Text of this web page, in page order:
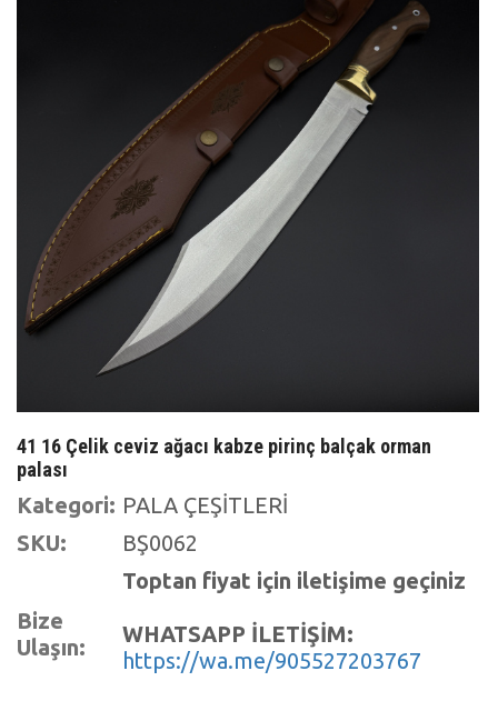
41 16 Çelik ceviz ağacı kabze pirinç balçak orman
palası
Kategori: PALA ÇEŞİTLERİ
SKU:
BŞ0062
Bize
Ulaşın:
Toptan fiyat için iletişime geçiniz
WHATSAPP İLETİŞİM:
https://wa.me/905527203767